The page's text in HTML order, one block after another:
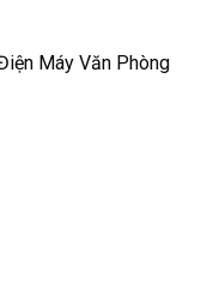
Máy Văn Phòng